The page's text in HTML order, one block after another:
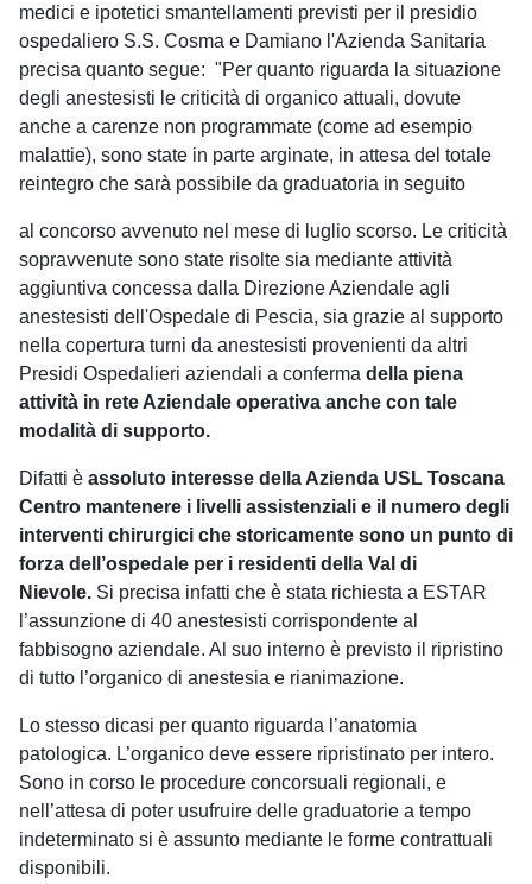
medici e ipotetici smantellamenti previsti per il presidio
ospedaliero S.S. Cosma e Damiano l'Azienda Sanitaria
precisa quanto segue: "Per quanto riguarda la situazione
degli anestesisti le criticità di organico attuali, dovute
anche a carenze non programmate (come ad esempio
malattie), sono state in parte arginate, in attesa del totale
reintegro che sarà possibile da graduatoria in seguito
al concorso avvenuto nel mese di luglio scorso. Le criticità
sopravvenute sono state risolte sia mediante attività
aggiuntiva concessa dalla Direzione Aziendale agli
anestesisti dell'Ospedale di Pescia, sia grazie al supporto
nella copertura turni da anestesisti provenienti da altri
Presidi Ospedalieri aziendali a conferma della piena
attività in rete Aziendale operativa anche con tale
modalità di supporto.
Difatti è assoluto interesse della Azienda USL Toscana
Centro mantenere i livelli assistenziali e il numero degli
interventi chirurgici che storicamente sono un punto di
forza dell’ospedale per i residenti della Val di
Nievole. Si precisa infatti che è stata richiesta a ESTAR
l’assunzione di 40 anestesisti corrispondente al
fabbisogno aziendale. Al suo interno è previsto il ripristino
di tutto l’organico di anestesia e rianimazione.
Lo stesso dicasi per quanto riguarda l’anatomia
patologica. L’organico deve essere ripristinato per intero.
Sono in corso le procedure concorsuali regionali, e
nell’attesa di poter usufruire delle graduatorie a tempo
indeterminato si è assunto mediante le forme contrattuali
disponibili.